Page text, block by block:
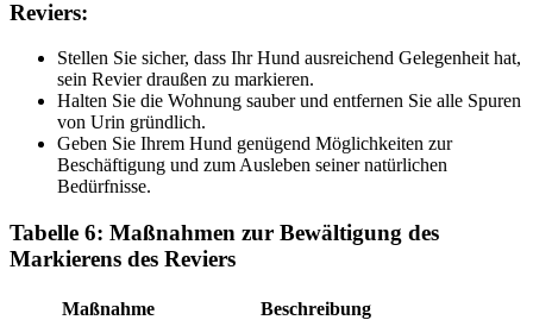
Reviers:
Stellen Sie sicher, dass Ihr Hund ausreichend Gelegenheit hat,
sein Revier draußen zu markieren.
Halten Sie die Wohnung sauber und entfernen Sie alle Spuren
von Urin gründlich.
Geben Sie Ihrem Hund genügend Möglichkeiten zur
Beschäftigung und zum Ausleben seiner natürlichen
Bedürfnisse.
Tabelle 6: Maßnahmen zur Bewältigung des
Markierens des Reviers
Maßnahme
Beschreibung